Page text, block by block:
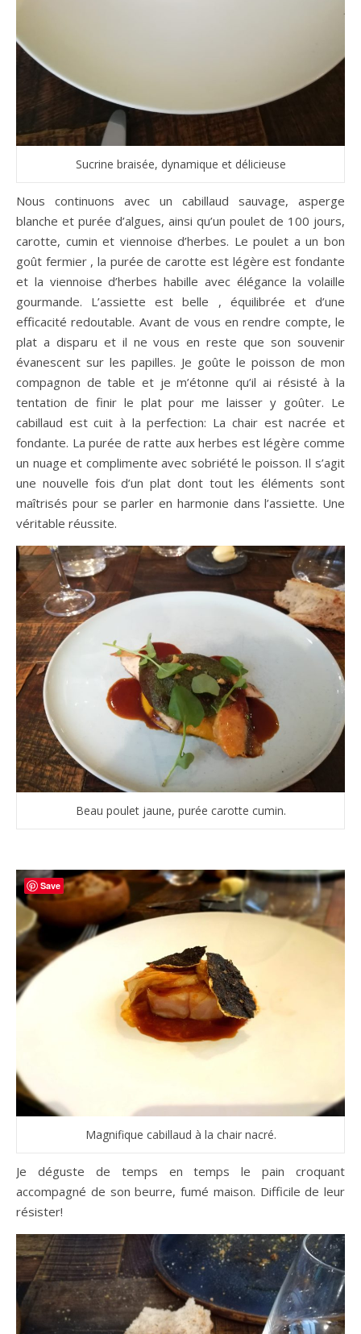
Sucrine braisée, dynamique et délicieuse
Nous continuons avec un cabillaud sauvage, asperge
blanche et purée d’algues, ainsi qu’un poulet de 100 jours,
carotte, cumin et viennoise d’herbes. Le poulet a un bon
goût fermier , la purée de carotte est légère est fondante
et la viennoise d’herbes habille avec élégance la volaille
gourmande. L’assiette est belle , équilibrée et d’une
efficacité redoutable. Avant de vous en rendre compte, le
plat a disparu et il ne vous en reste que son souvenir
évanescent sur les papilles. Je goûte le poisson de mon
compagnon de table et je m’étonne qu’il ai résisté à la
tentation de finir le plat pour me laisser y goûter. Le
cabillaud est cuit à la perfection: La chair est nacrée et
fondante. La purée de ratte aux herbes est légère comme
un nuage et complimente avec sobriété le poisson. Il s’agit
une nouvelle fois d’un plat dont tout les éléments sont
maîtrisés pour se parler en harmonie dans l’assiette. Une
véritable réussite.
Beau poulet jaune, purée carotte cumin.
Magnifique cabillaud à la chair nacré.
Je déguste de temps en temps le pain croquant
accompagné de son beurre, fumé maison. Difficile de leur
résister!
Save